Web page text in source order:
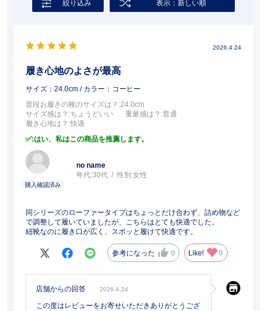
絞り込み 表示：新しい順
2026.4.24
履き心地のよさが最高
サイズ：24.0cm / カラー：コーヒー
普段お履きの靴のサイズは？ :24.0cm
サイズ感は？ :ちょうどいい 重量感は？ :普通
履き心地は？ :快適
:はい、私はこの商品を推薦します。
no name
年代:30代 性別:女性
同シリーズのローファータイプはちょっとだけ合わず、詰め物など
で調整して履いていましたが、こちらはとても快適でした。
紐靴なのに履き口が広く、スポッと履けて快適です。
参考になった 0 Like! 0
店舗からの回答 2026.4.24
この度はレビューをお寄せいただきありがとうござ